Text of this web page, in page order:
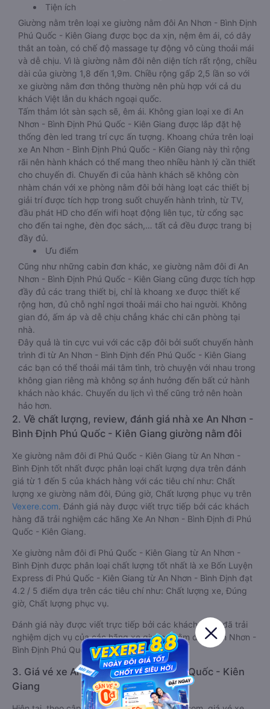
Tiện ích
Giường nằm trên loại xe giường nằm đôi An Nhơn - Bình Định
Phú Quốc - Kiên Giang được bọc da xịn, nệm êm ái, có dây
thắt an toàn, có chế độ massage tự động vô cùng thoải mái
và dễ chịu. Vì là giường nằm đôi nên diện tích rất rộng, chiều
dài của giường 1,8 đến 1,9m. Chiều rộng gấp 2,5 lần so với
xe giường nằm đơn thông thường nên phù hợp với cả du
khách Việt lẫn du khách ngoại quốc.
Tấm thảm lót sàn sạch sẽ, êm ái. Không gian loại xe đi An
Nhơn - Bình Định Phú Quốc - Kiên Giang được lắp đặt hệ
thống đèn led trang trí cực ấn tượng. Khoang chứa trên loại
xe An Nhơn - Bình Định Phú Quốc - Kiên Giang này thì rộng
rãi nên hành khách có thể mang theo nhiều hành lý cần thiết
cho chuyến đi. Chuyến đi của hành khách sẽ không còn
nhàm chán với xe phòng nằm đôi bởi hàng loạt các thiết bị
giải trí được tích hợp trong suốt chuyến hành trình, từ TV,
đầu phát HD cho đến wifi hoạt động liên tục, từ cổng sạc
cho đến tai nghe, đèn đọc sách,… tất cả đều được trang bị
đầy đủ.
Ưu điểm
Cũng như những cabin đơn khác, xe giường nằm đôi đi An
Nhơn - Bình Định Phú Quốc - Kiên Giang cũng được tích hợp
đầy đủ các trang thiết bị, chỉ là khoang xe được thiết kế
rộng hơn, đủ chỗ nghỉ ngơi thoải mái cho hai người. Không
gian đó, ấm áp và dễ chịu chẳng khác chi căn phòng tại
nhà.
Đây quả là tin cực vui với các cặp đôi bởi suốt chuyến hành
trình đi từ An Nhơn - Bình Định đến Phú Quốc - Kiên Giang
các bạn có thể thoải mái tâm tình, trò chuyện với nhau trong
không gian riêng mà không sợ ảnh hưởng đến bất cứ hành
khách nào khác. Chuyến du lịch vì thế cũng trở nên hoàn
hảo hơn.
2. Về chất lượng, review, đánh giá nhà xe An Nhơn -
Bình Định Phú Quốc - Kiên Giang giường nằm đôi
Xe giường nằm đôi đi Phú Quốc - Kiên Giang từ An Nhơn -
Bình Định tốt nhất được phân loại chất lượng dựa trên đánh
giá từ 1 đến 5 của khách hàng với các tiêu chí như: Chất
lượng xe giường nằm đôi, Đúng giờ, Chất lượng phục vụ trên
Vexere.com. Đánh giá này được viết trực tiếp bởi các khách
hàng đã trải nghiệm các hãng Xe An Nhơn - Bình Định đi Phú
Quốc - Kiên Giang.
Xe giường nằm đôi đi Phú Quốc - Kiên Giang từ An Nhơn -
Bình Định được phân loại chất lượng tốt nhất là xe Bốn Luyện
Express đi Phú Quốc - Kiên Giang từ An Nhơn - Bình Định đạt
4.2 / 5 điểm dựa trên các tiêu chí như: Chất lượng xe, Đúng
giờ, Chất lượng phục vụ.
Đánh giá này được viết trực tiếp bởi các khách hàng đã trải
nghiệm dịch vụ của các hãng xe giường nằm đôi đi An Nhơn -
Bình Định Phú Quốc - Kiên Giang .
3. Giá vé xe An Nhơn - Bình Định Phú Quốc - Kiên
Giang